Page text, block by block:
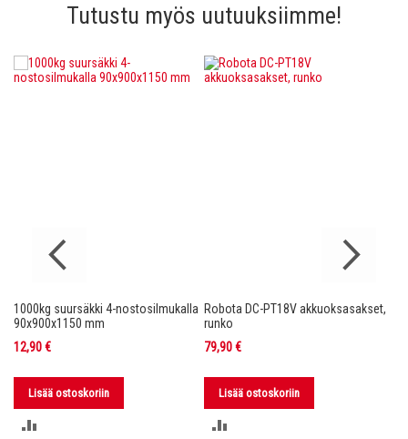
Tutustu myös uutuuksiimme!
1000kg suursäkki 4-nostosilmukalla
90x900x1150 mm
12,90 €
Lisää ostoskoriin
Robota DC-PT18V akkuoksasakset,
runko
79,90 €
Lisää ostoskoriin